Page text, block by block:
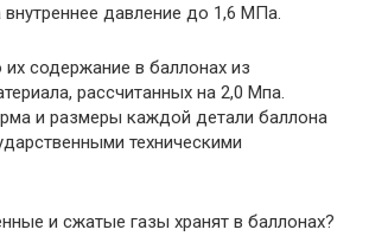
внутреннее давление до 1,6 МПа.
содержание в баллонах из
рассчитанных на 2,0 Мпа.
и размеры каждой детали баллона
техническими